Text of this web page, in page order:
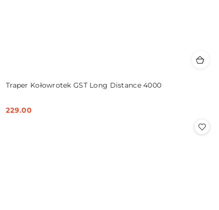
Traper Kołowrotek GST Long Distance 4000
Cena:
229.00